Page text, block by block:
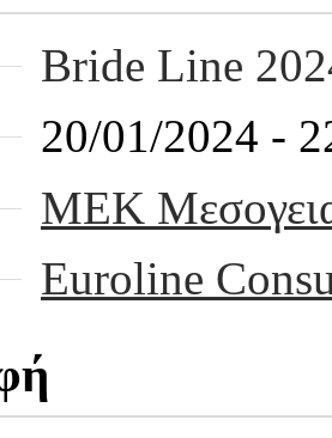
Bride Line
20/01/2024 -
MEK
Euroline